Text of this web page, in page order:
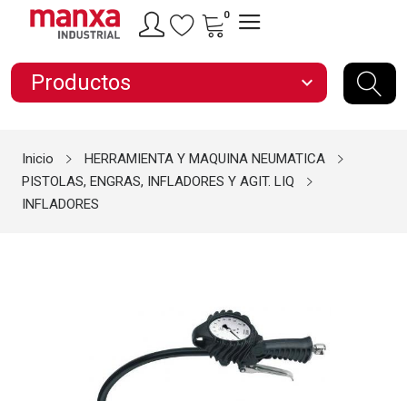
0
Productos expand_more
Inicio
HERRAMIENTA Y MAQUINA NEUMATICA
PISTOLAS, ENGRAS, INFLADORES Y AGIT. LIQ
INFLADORES